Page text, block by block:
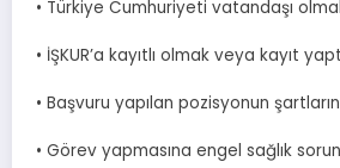
• Türkiye Cumhuriyeti vatandaşı
• İŞKUR’a kayıtlı olmak veya kayıt
• Başvuru yapılan pozisyonun
• Görev yapmasına engel sağlık